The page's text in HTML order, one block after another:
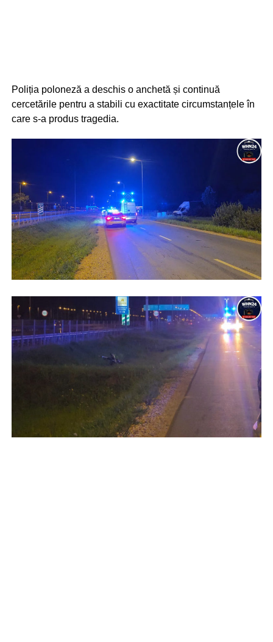
Poliția poloneză a deschis o anchetă și continuă
cercetările pentru a stabili cu exactitate circumstanțele în
care s-a produs tragedia.